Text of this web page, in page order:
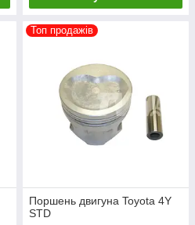
Топ продажів
Поршень двигуна Toyota 4Y
STD